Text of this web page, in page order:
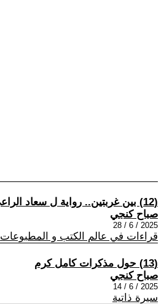
(12) بين غربتين.. رواية ل سعاد الراعي
صباح كنجي
2025 / 6 / 28
قراءات في عالم الكتب و المطبوعات
(13) حول مذكرات كامل كرم
صباح كنجي
2025 / 6 / 14
سيرة ذاتية